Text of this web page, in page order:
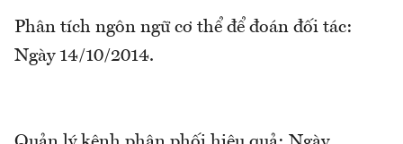
Phân tích ngôn ngữ cơ thể để đoán đối tác:
Ngày 14/10/2014.